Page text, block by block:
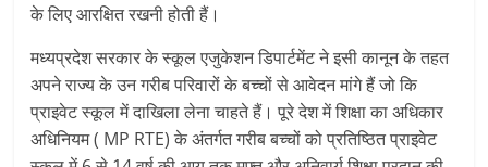
के लिए आरक्षित रखनी होती हैं।
मध्यप्रदेश सरकार के स्कूल एजुकेशन डिपार्टमेंट ने इसी कानून के तहत
अपने राज्य के उन गरीब परिवारों के बच्चों से आवेदन मांगे हैं जो कि
प्राइवेट स्कूल में दाखिला लेना चाहते हैं। पूरे देश में शिक्षा का अधिकार
अधिनियम ( MP RTE) के अंतर्गत गरीब बच्चों को प्रतिष्ठित प्राइवेट